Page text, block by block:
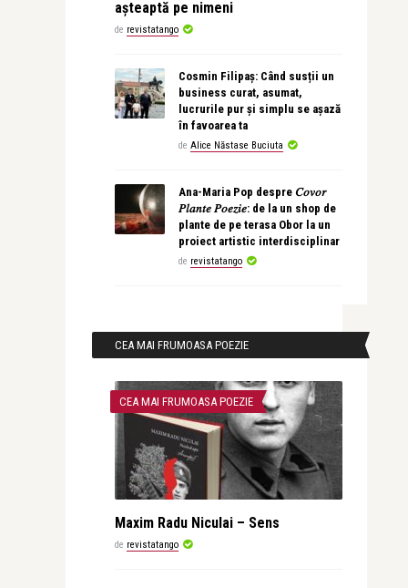
așteaptă pe nimeni
de revistatango
Cosmin Filipaș: Când susții un
business curat, asumat,
lucrurile pur și simplu se așază
în favoarea ta
de Alice Năstase Buciuta
Ana-Maria Pop despre 𝐶𝑜𝑣𝑜𝑟
𝑃𝑙𝑎𝑛𝑡𝑒 𝑃𝑜𝑒𝑧𝑖𝑒: de la un shop de
plante de pe terasa Obor la un
proiect artistic interdisciplinar
de revistatango
CEA MAI FRUMOASA POEZIE
CEA MAI FRUMOASA POEZIE
Maxim Radu Niculai – Sens
de revistatango